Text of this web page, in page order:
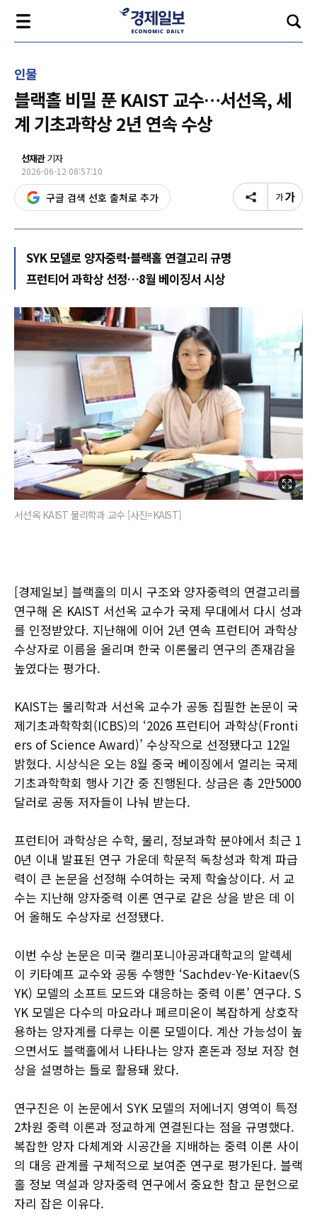
인물
블랙홀 비밀 푼 KAIST 교수…서선옥, 세
계 기초과학상 2년 연속 수상
선재관기자
2026-06-12 08:57:10
구글 검색 선호 출처로 추가
SYK 모델로 양자중력·블랙홀 연결고리 규명
프런티어 과학상 선정…8월 베이징서 시상
서선옥 KAIST 물리학과 교수 [사진=KAIST]
[경제일보] 블랙홀의 미시 구조와 양자중력의 연결고리를
연구해 온 KAIST 서선옥 교수가 국제 무대에서 다시 성과
를 인정받았다. 지난해에 이어 2년 연속 프런티어 과학상
수상자로 이름을 올리며 한국 이론물리 연구의 존재감을
높였다는 평가다.
KAIST는 물리학과 서선옥 교수가 공동 집필한 논문이 국
제기초과학학회(ICBS)의 ‘2026 프런티어 과학상(Fronti
ers of Science Award)’ 수상작으로 선정됐다고 12일
밝혔다. 시상식은 오는 8월 중국 베이징에서 열리는 국제
기초과학학회 행사 기간 중 진행된다. 상금은 총 2만5000
달러로 공동 저자들이 나눠 받는다.
프런티어 과학상은 수학, 물리, 정보과학 분야에서 최근 1
0년 이내 발표된 연구 가운데 학문적 독창성과 학계 파급
력이 큰 논문을 선정해 수여하는 국제 학술상이다. 서 교
수는 지난해 양자중력 이론 연구로 같은 상을 받은 데 이
어 올해도 수상자로 선정됐다.
이번 수상 논문은 미국 캘리포니아공과대학교의 알렉세
이 키타예프 교수와 공동 수행한 ‘Sachdev-Ye-Kitaev(S
YK) 모델의 소프트 모드와 대응하는 중력 이론’ 연구다. S
YK 모델은 다수의 마요라나 페르미온이 복잡하게 상호작
용하는 양자계를 다루는 이론 모델이다. 계산 가능성이 높
으면서도 블랙홀에서 나타나는 양자 혼돈과 정보 저장 현
상을 설명하는 틀로 활용돼 왔다.
연구진은 이 논문에서 SYK 모델의 저에너지 영역이 특정
2차원 중력 이론과 정교하게 연결된다는 점을 규명했다.
복잡한 양자 다체계와 시공간을 지배하는 중력 이론 사이
의 대응 관계를 구체적으로 보여준 연구로 평가된다. 블랙
홀 정보 역설과 양자중력 연구에서 중요한 참고 문헌으로
자리 잡은 이유다.